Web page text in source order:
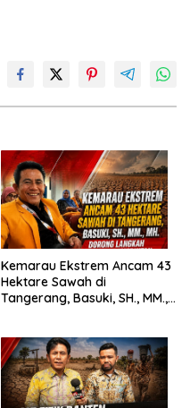
Kemarau Ekstrem Ancam 43
Hektare Sawah di
Tangerang, Basuki, SH., MM.,